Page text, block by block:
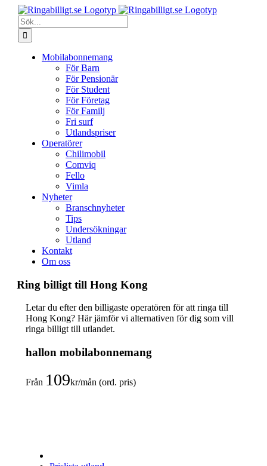
Fortsätt
innehållet
Sök
efter:
Mobilabonnemang
För Barn
För Pensionär
För Student
För Företag
För Familj
Fri surf
Utlandspriser
Operatörer
Chilimobil
Comviq
Fello
Vimla
Nyheter
Branschnyheter
Tips
Undersökningar
Utland
Kontakt
Om oss
Ring billigt till Hong Kong
Letar du efter den billigaste operatören för att ringa till
Hong Kong? Här jämför vi alternativen för dig som vill
ringa billigt till utlandet.
hallon mobilabonnemang
Från 109kr/mån (ord. pris)